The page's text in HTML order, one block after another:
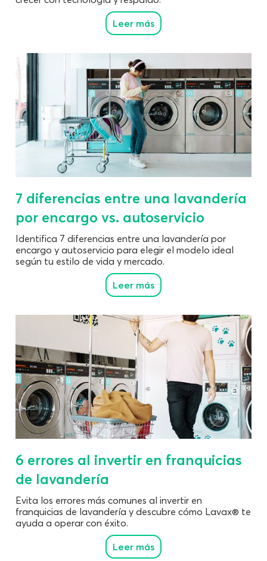
Leer más
7 diferencias entre una lavandería
por encargo vs. autoservicio
Identifica 7 diferencias entre una lavandería por
encargo y autoservicio para elegir el modelo ideal
según tu estilo de vida y mercado.
Leer más
6 errores al invertir en franquicias
de lavandería
Evita los errores más comunes al invertir en
franquicias de lavandería y descubre cómo Lavax® te
ayuda a operar con éxito.
Leer más